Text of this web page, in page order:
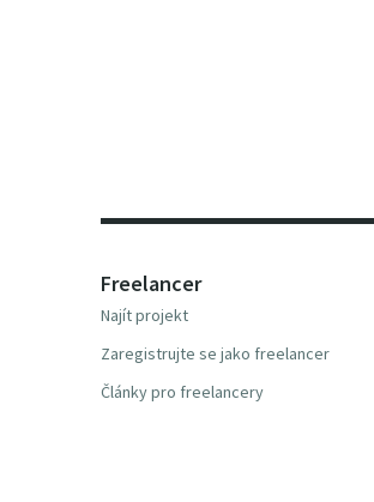
Freelancer
Najít projekt
Zaregistrujte se jako freelancer
Články pro freelancery